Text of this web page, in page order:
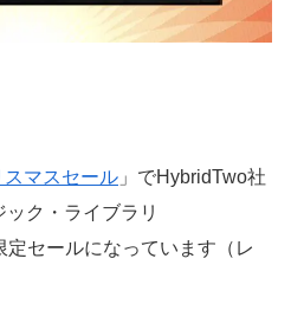
マスセール 」でHybridTwo社
ク・ライブラリ
定セールになっています（レ